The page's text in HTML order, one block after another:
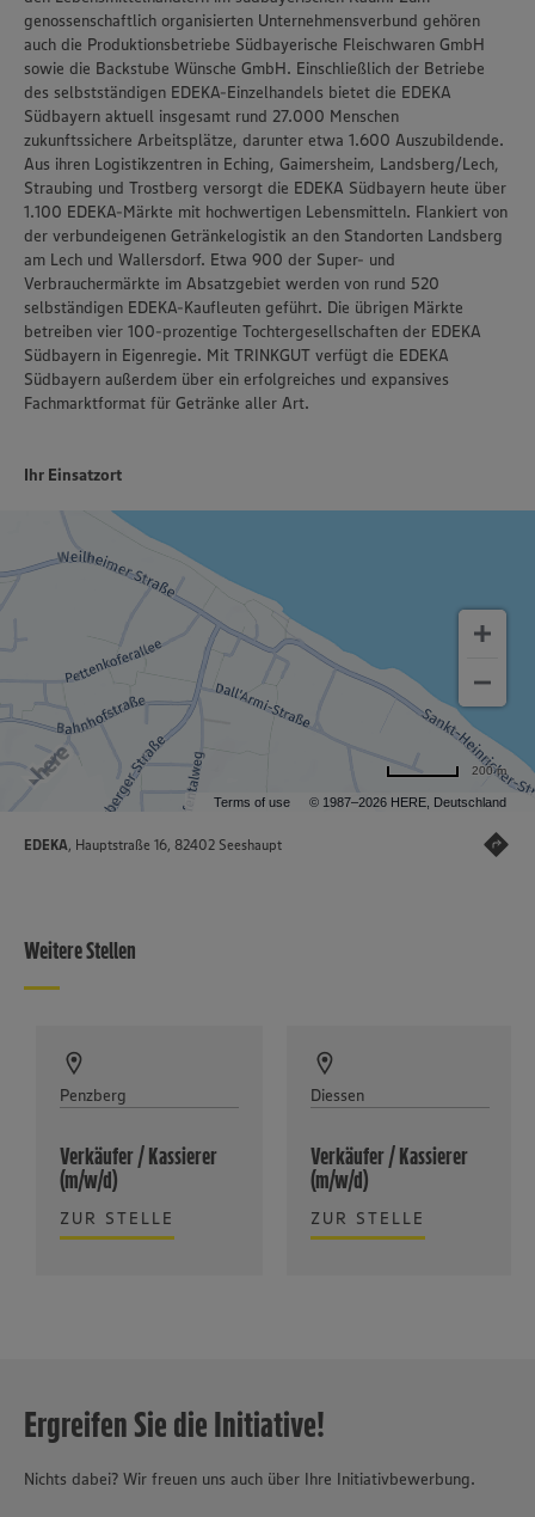
genossenschaftlich organisierten Unternehmensverbund gehören
auch die Produktionsbetriebe Südbayerische Fleischwaren GmbH
sowie die Backstube Wünsche GmbH. Einschließlich der Betriebe
des selbstständigen EDEKA-Einzelhandels bietet die EDEKA
Südbayern aktuell insgesamt rund 27.000 Menschen
zukunftssichere Arbeitsplätze, darunter etwa 1.600 Auszubildende.
Aus ihren Logistikzentren in Eching, Gaimersheim, Landsberg/Lech,
Straubing und Trostberg versorgt die EDEKA Südbayern heute über
1.100 EDEKA-Märkte mit hochwertigen Lebensmitteln. Flankiert von
der verbundeigenen Getränkelogistik an den Standorten Landsberg
am Lech und Wallersdorf. Etwa 900 der Super- und
Verbrauchermärkte im Absatzgebiet werden von rund 520
selbständigen EDEKA-Kaufleuten geführt. Die übrigen Märkte
betreiben vier 100-prozentige Tochtergesellschaften der EDEKA
Südbayern in Eigenregie. Mit TRINKGUT verfügt die EDEKA
Südbayern außerdem über ein erfolgreiches und expansives
Fachmarktformat für Getränke aller Art.
Ihr Einsatzort
Terms of use © 1987–2026 HERE, Deutschland
200 m
EDEKA , Hauptstraße 16, 82402 Seeshaupt
Weitere Stellen
Penzberg
Verkäufer / Kassierer
(m/w/d)
ZUR STELLE
Diessen
Verkäufer / Kassierer
(m/w/d)
ZUR STELLE
Ergreifen Sie die Initiative!
Nichts dabei? Wir freuen uns auch über Ihre Initiativbewerbung.